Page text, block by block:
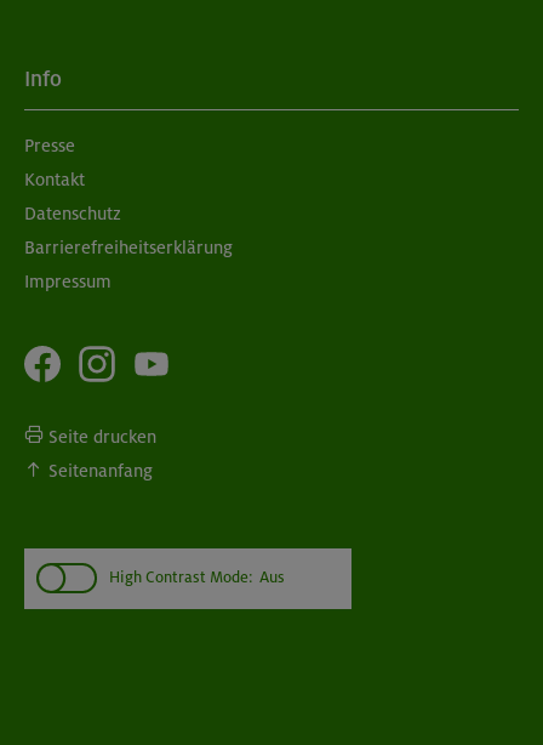
Info
Presse
Kontakt
Datenschutz
Barrierefreiheitserklärung
Impressum
Seite drucken
Seitenanfang
High Contrast Mode: Aus